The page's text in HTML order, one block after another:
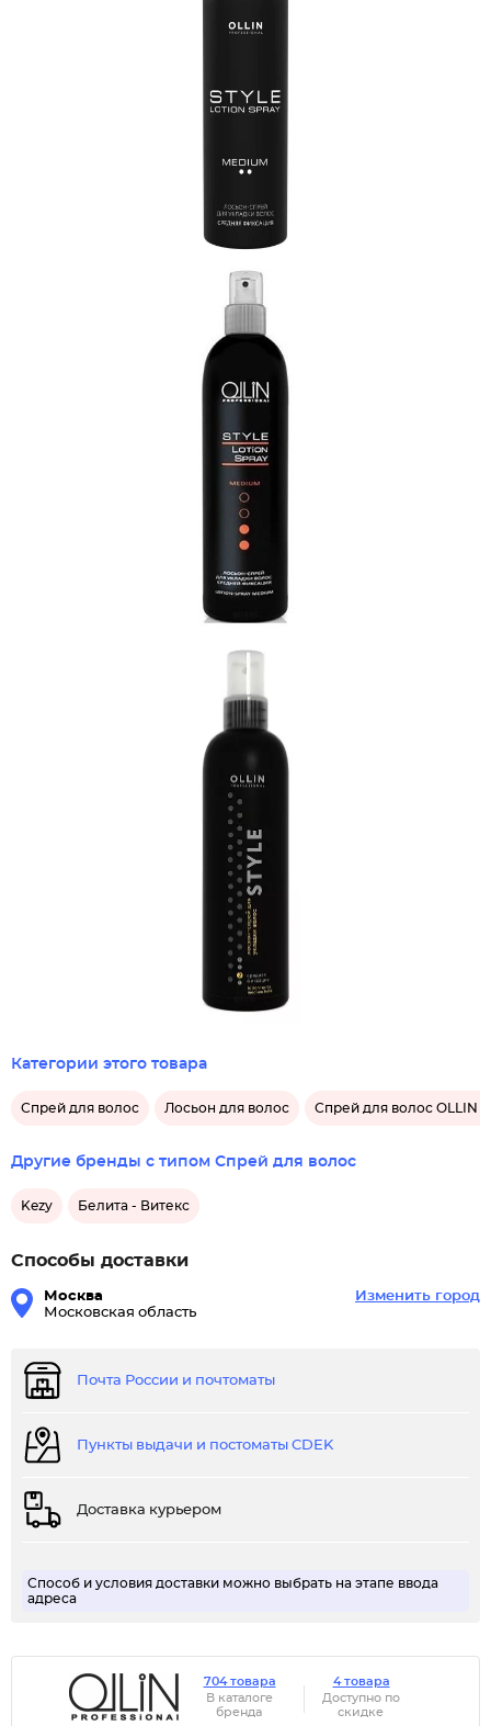
Категории этого товара
Спрей для волос Лосьон для волос Спрей для волос OLLIN
Другие бренды с типом Спрей для волос
Kezy Белита - Витекс
Способы доставки
Москва
Московская область
Изменить город
Почта России и почтоматы
Пункты выдачи и постоматы CDEK
Доставка курьером
Способ и условия доставки можно выбрать на этапе ввода
адреса
704 товара
В каталоге
бренда
4 товара
Доступно по
скидке